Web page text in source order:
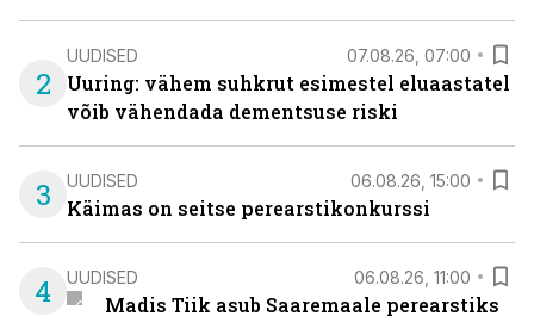
2
UUDISED 07.08.26, 07:00
Uuring: vähem suhkrut esimestel eluaastatel
võib vähendada dementsuse riski
3 UUDISED 06.08.26, 15:00
Käimas on seitse perearstikonkurssi
4 UUDISED 06.08.26, 11:00
Madis Tiik asub Saaremaale perearstiks